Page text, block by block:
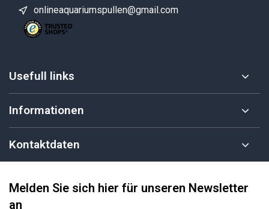
onlineaquariumspullen@gmail.com
Usefull links
Informationen
Kontaktdaten
Melden Sie sich hier für unseren Newsletter
an